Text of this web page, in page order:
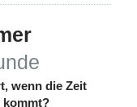
wenn die Zeit
kommt?